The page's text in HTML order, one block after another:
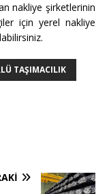
nakliye şirketlerinin
için yerel nakliye
TAŞIMACILIK